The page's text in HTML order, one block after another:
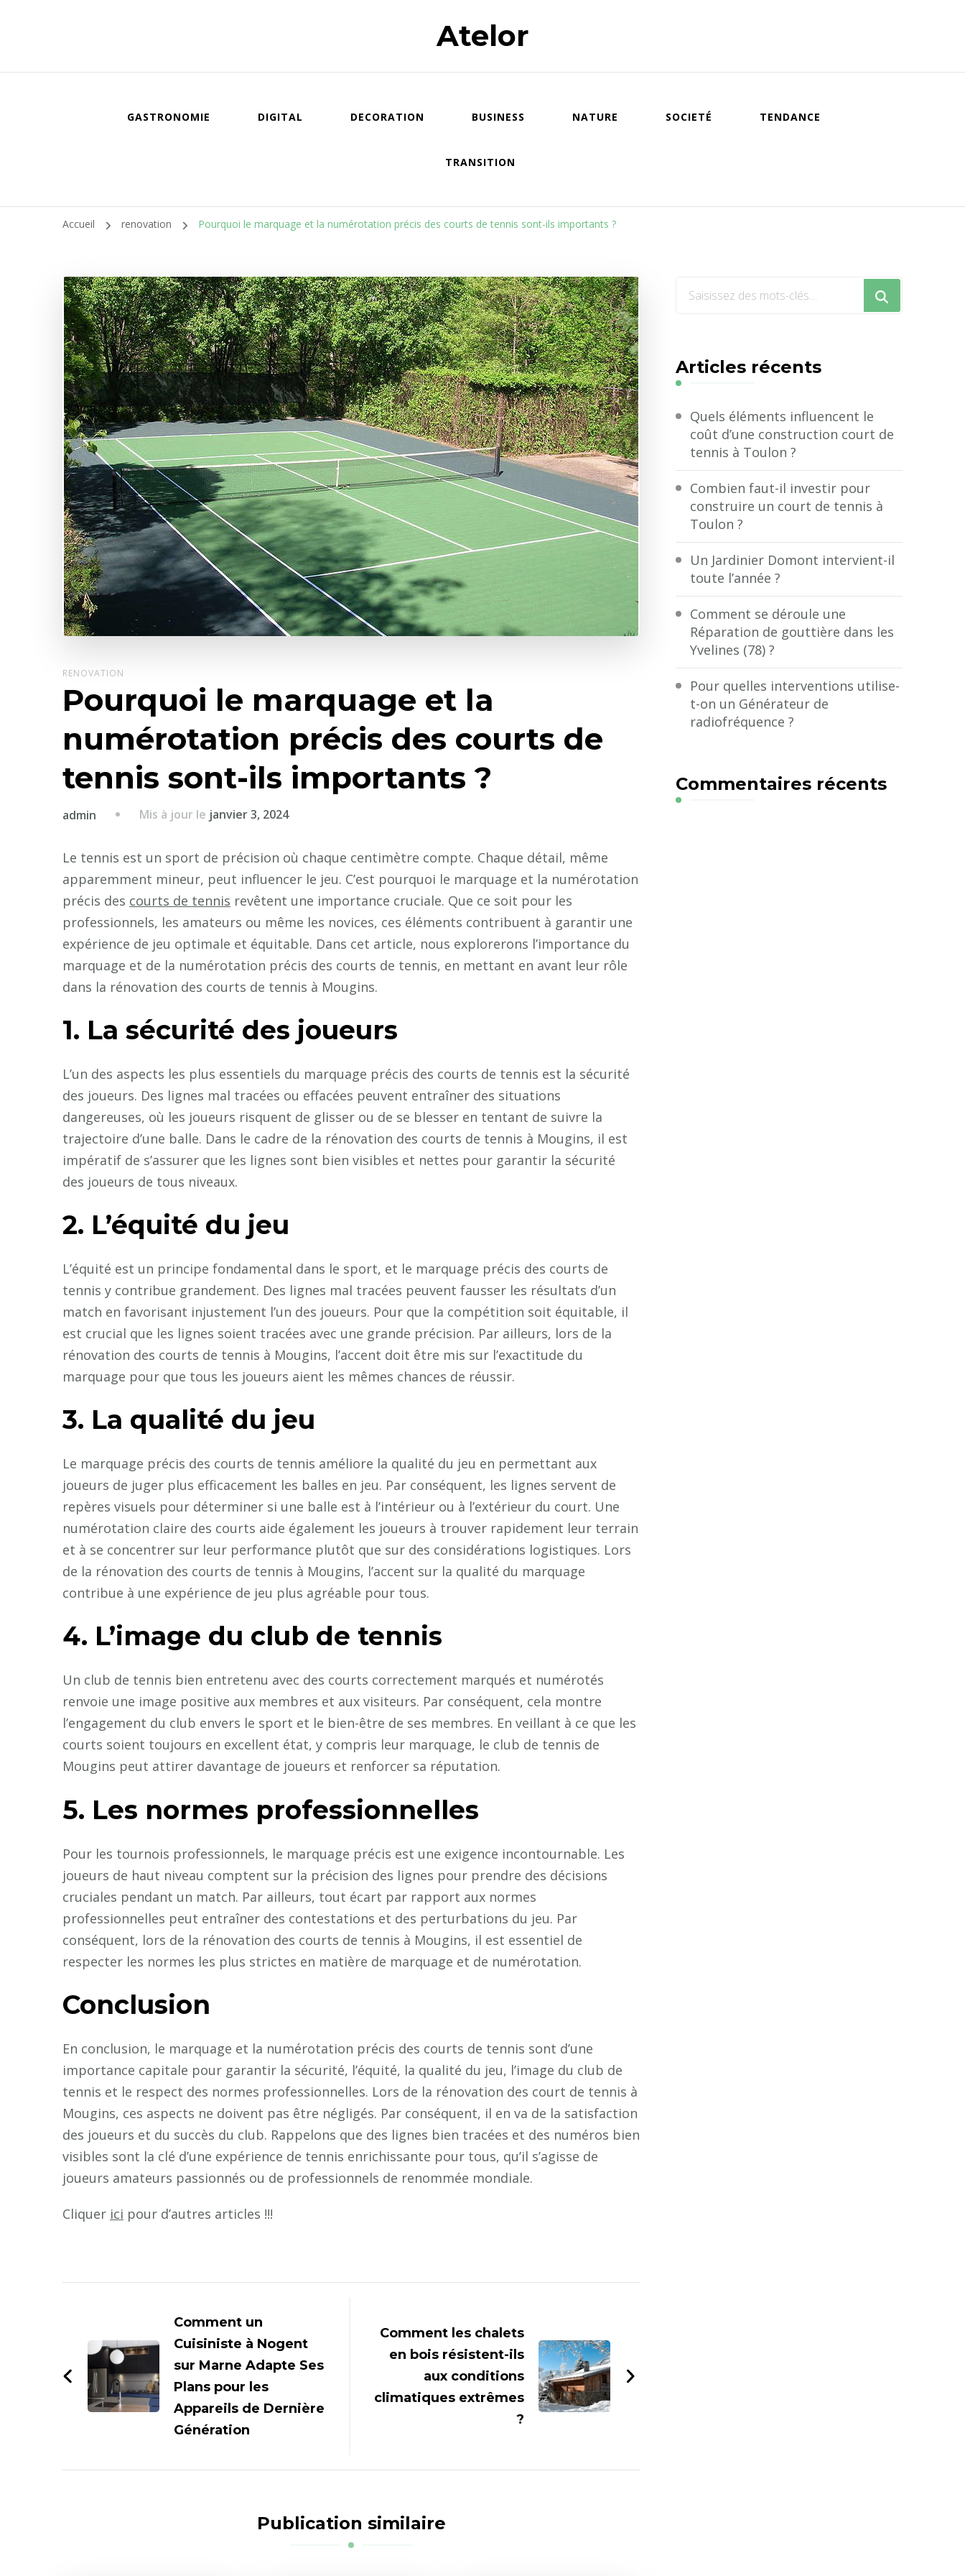
Atelor
GASTRONOMIE DIGITAL DECORATION BUSINESS NATURE SOCIETÉ TENDANCE
TRANSITION
Accueil renovation Pourquoi le marquage et la numérotation précis des courts de tennis sont-ils importants ?
RENOVATION
Pourquoi le marquage et la
numérotation précis des courts de
tennis sont-ils importants ?
admin Mis à jour le janvier 3, 2024
Le tennis est un sport de précision où chaque centimètre compte. Chaque détail, même
apparemment mineur, peut influencer le jeu. C’est pourquoi le marquage et la numérotation
précis des courts de tennis revêtent une importance cruciale. Que ce soit pour les
professionnels, les amateurs ou même les novices, ces éléments contribuent à garantir une
expérience de jeu optimale et équitable. Dans cet article, nous explorerons l’importance du
marquage et de la numérotation précis des courts de tennis, en mettant en avant leur rôle
dans la rénovation des courts de tennis à Mougins.
1. La sécurité des joueurs
L’un des aspects les plus essentiels du marquage précis des courts de tennis est la sécurité
des joueurs. Des lignes mal tracées ou effacées peuvent entraîner des situations
dangereuses, où les joueurs risquent de glisser ou de se blesser en tentant de suivre la
trajectoire d’une balle. Dans le cadre de la rénovation des courts de tennis à Mougins, il est
impératif de s’assurer que les lignes sont bien visibles et nettes pour garantir la sécurité
des joueurs de tous niveaux.
2. L’équité du jeu
L’équité est un principe fondamental dans le sport, et le marquage précis des courts de
tennis y contribue grandement. Des lignes mal tracées peuvent fausser les résultats d’un
match en favorisant injustement l’un des joueurs. Pour que la compétition soit équitable, il
est crucial que les lignes soient tracées avec une grande précision. Par ailleurs, lors de la
rénovation des courts de tennis à Mougins, l’accent doit être mis sur l’exactitude du
marquage pour que tous les joueurs aient les mêmes chances de réussir.
3. La qualité du jeu
Le marquage précis des courts de tennis améliore la qualité du jeu en permettant aux
joueurs de juger plus efficacement les balles en jeu. Par conséquent, les lignes servent de
repères visuels pour déterminer si une balle est à l’intérieur ou à l’extérieur du court. Une
numérotation claire des courts aide également les joueurs à trouver rapidement leur terrain
et à se concentrer sur leur performance plutôt que sur des considérations logistiques. Lors
de la rénovation des courts de tennis à Mougins, l’accent sur la qualité du marquage
contribue à une expérience de jeu plus agréable pour tous.
4. L’image du club de tennis
Un club de tennis bien entretenu avec des courts correctement marqués et numérotés
renvoie une image positive aux membres et aux visiteurs. Par conséquent, cela montre
l’engagement du club envers le sport et le bien-être de ses membres. En veillant à ce que les
courts soient toujours en excellent état, y compris leur marquage, le club de tennis de
Mougins peut attirer davantage de joueurs et renforcer sa réputation.
5. Les normes professionnelles
Pour les tournois professionnels, le marquage précis est une exigence incontournable. Les
joueurs de haut niveau comptent sur la précision des lignes pour prendre des décisions
cruciales pendant un match. Par ailleurs, tout écart par rapport aux normes
professionnelles peut entraîner des contestations et des perturbations du jeu. Par
conséquent, lors de la rénovation des courts de tennis à Mougins, il est essentiel de
respecter les normes les plus strictes en matière de marquage et de numérotation.
Conclusion
En conclusion, le marquage et la numérotation précis des courts de tennis sont d’une
importance capitale pour garantir la sécurité, l’équité, la qualité du jeu, l’image du club de
tennis et le respect des normes professionnelles. Lors de la rénovation des court de tennis à
Mougins, ces aspects ne doivent pas être négligés. Par conséquent, il en va de la satisfaction
des joueurs et du succès du club. Rappelons que des lignes bien tracées et des numéros bien
visibles sont la clé d’une expérience de tennis enrichissante pour tous, qu’il s’agisse de
joueurs amateurs passionnés ou de professionnels de renommée mondiale.
Cliquer ici pour d’autres articles !!!
Comment un
Cuisiniste à Nogent
sur Marne Adapte Ses
Plans pour les
Appareils de Dernière
Génération
Comment les chalets
en bois résistent-ils
aux conditions
climatiques extrêmes
?
Publication similaire
Vous
?
Articles récents
Quels éléments influencent le
coût d’une construction court de
tennis à Toulon ?
Combien faut-il investir pour
construire un court de tennis à
Toulon ?
Un Jardinier Domont intervient-il
toute l’année ?
Comment se déroule une
Réparation de gouttière dans les
Yvelines (78) ?
Pour quelles interventions utilise-
t-on un Générateur de
radiofréquence ?
Commentaires récents